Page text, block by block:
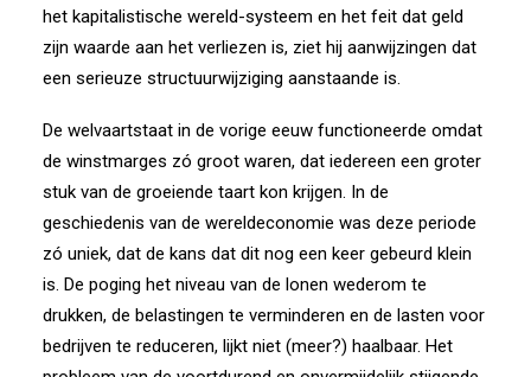
het kapitalistische wereld-systeem en het feit dat geld
zijn waarde aan het verliezen is, ziet hij aanwijzingen dat
een serieuze structuurwijziging aanstaande is.
De welvaartstaat in de vorige eeuw functioneerde omdat
de winstmarges zó groot waren, dat iedereen een groter
stuk van de groeiende taart kon krijgen. In de
geschiedenis van de wereldeconomie was deze periode
zó uniek, dat de kans dat dit nog een keer gebeurd klein
is. De poging het niveau van de lonen wederom te
drukken, de belastingen te verminderen en de lasten voor
bedrijven te reduceren, lijkt niet (meer?) haalbaar. Het